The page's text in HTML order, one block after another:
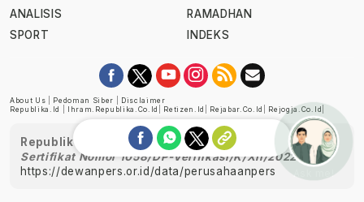
ANALISIS
SPORT
RAMADHAN
INDEKS
About Us Pedoman Siber
Disclaimer
Republika.id
Ihram.republika.co.id Retizen.id Rejabar.co.id Rejogja.co.id
Republika telah diverifikasi oleh Dewan Pers
Sertifikat Nomor 1058/DP-Verifikasi/K/XII/2022
https://dewanpers.or.id/data/perusahaanpers
Ask me!